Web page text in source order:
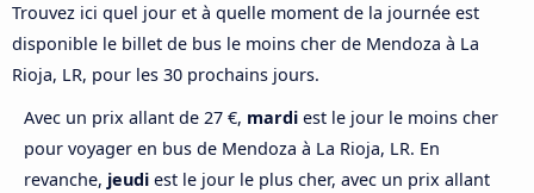
Trouvez ici quel jour et à quelle moment de la journée est
disponible le billet de bus le moins cher de Mendoza à La
Rioja, LR, pour les 30 prochains jours.
Avec un prix allant de 27 €, mardi est le jour le moins cher
pour voyager en bus de Mendoza à La Rioja, LR. En
revanche, jeudi est le jour le plus cher, avec un prix allant